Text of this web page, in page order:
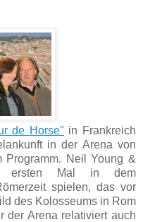
de Horse" in Frankreich
in der Arena von
Programm. Neil Young &
ersten Mal in dem
spielen, das vor
des Kolosseums in Rom
der Arena relativiert auch